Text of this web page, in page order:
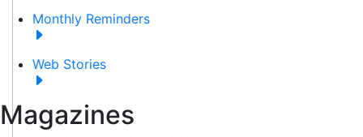
Monthly Reminders
Web Stories
Magazines